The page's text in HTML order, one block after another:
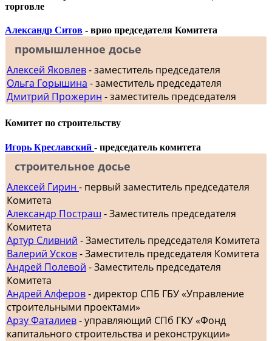
торговле
Александр Ситов - врио председателя Комитета
промышленное досье
Алексей Яковлев- заместитель председателя
Ольга Горышина - заместитель председателя
Дмитрий Прожерин - заместитель председателя
Комитет по строительству
Игорь Креславский - председатель комитета
строительное досье
Алексей Гирин - первый заместитель председателя
Комитета
Александр Постраш - Заместитель председателя
Комитета
Артур Сливний - Заместитель председателя Комитета
Валерий Усков- Заместитель председателя Комитета
Андрей Полевой - Заместитель председателя
Комитета
Андрей Алферов- директор СПБ ГБУ «Управление
строительными проектами»
Арзу Фаталиев- управляющий СПб ГКУ «Фонд
капитального строительства и реконструкции»